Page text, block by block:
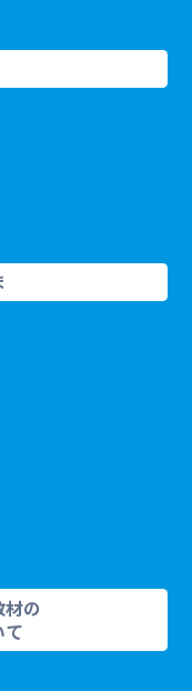
の
て